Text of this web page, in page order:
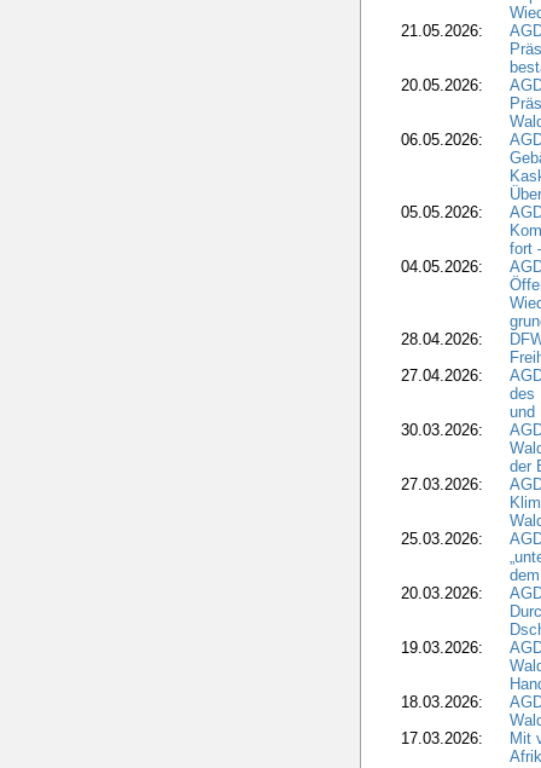
21.05.2026:
20.05.2026:
06.05.2026:
05.05.2026:
fort
04.05.2026:
28.04.2026:
27.04.2026:
des
und
30.03.2026:
der
27.03.2026:
25.03.2026:
20.03.2026:
19.03.2026:
18.03.2026:
17.03.2026:
Mit